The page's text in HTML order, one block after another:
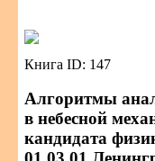
Книга ID: 147
Алгоритмы
в небесной
кандидата